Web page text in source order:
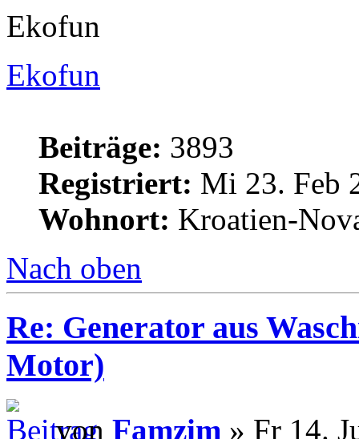
Ekofun
Ekofun
Beiträge: 3893
Registriert: Mi 23. Feb
Wohnort: Kroatien-
Nach oben
Re: Generator aus
Motor)
von Famzim » Fr 14.